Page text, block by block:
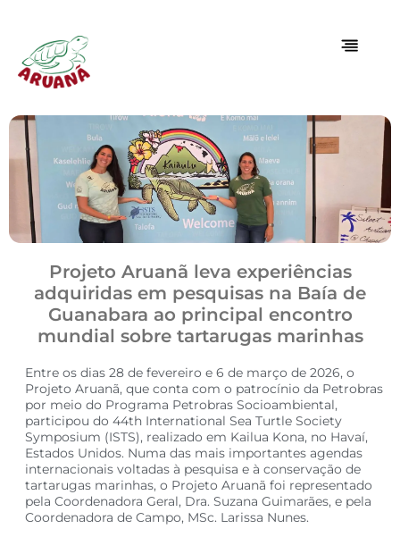
Projeto Aruanã leva experiências
adquiridas em pesquisas na Baía de
Guanabara ao principal encontro
mundial sobre tartarugas marinhas
Entre os dias 28 de fevereiro e 6 de março de 2026, o
Projeto Aruanã, que conta com o patrocínio da Petrobras
por meio do Programa Petrobras Socioambiental,
participou do 44th International Sea Turtle Society
Symposium (ISTS), realizado em Kailua Kona, no Havaí,
Estados Unidos. Numa das mais importantes agendas
internacionais voltadas à pesquisa e à conservação de
tartarugas marinhas, o Projeto Aruanã foi representado
pela Coordenadora Geral, Dra. Suzana Guimarães, e pela
Coordenadora de Campo, MSc. Larissa Nunes.